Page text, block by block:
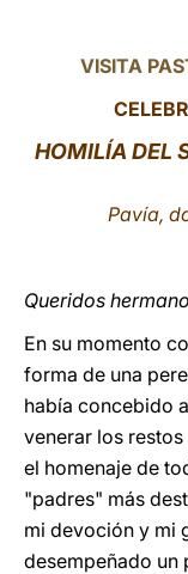
VISITA
HOMILÍA DEL
Pavía,
Queridos
En su momento
forma de una
había concebido
venerar los
el homenaje de
"padres" más
mi devoción y mi
desempeñado un